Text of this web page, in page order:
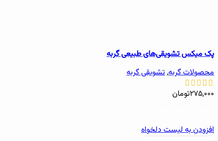
پک میکس تشویقی‌های طبیعی گربه
محصولات گربه,تشویقی گربه
۲۷۵,۰۰۰تومان
افزودن به لیست دلخواه